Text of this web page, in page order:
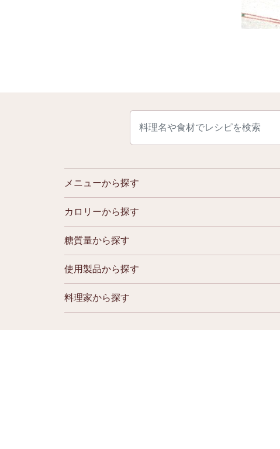
メニューから探す
カロリーから探す
糖質量から探す
使用製品から探す
料理家から探す